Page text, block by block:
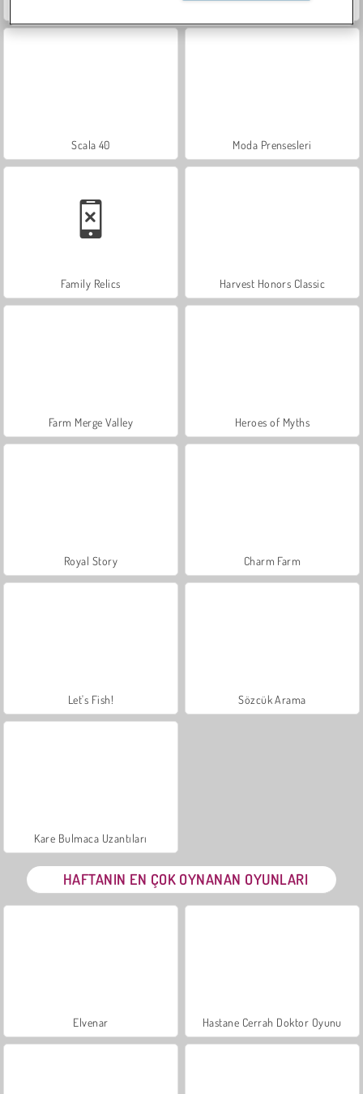
Scala 40 Moda Prensesleri
Family Relics Harvest Honors Classic
Farm Merge Valley Heroes of Myths
Royal Story Charm Farm
Let's Fish! Sözcük Arama
Kare Bulmaca Uzantıları
HAFTANIN EN ÇOK OYNANAN OYUNLARI
Elvenar Hastane Cerrah Doktor Oyunu